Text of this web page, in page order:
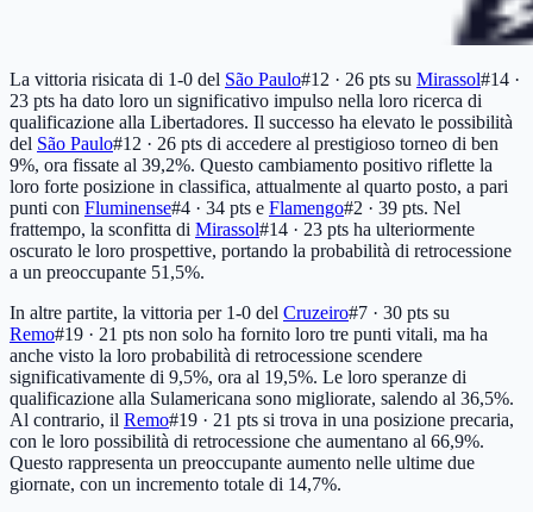
La vittoria risicata di 1-0 del São Paulo#12 · 26 pts su Mirassol#14 ·
23 pts ha dato loro un significativo impulso nella loro ricerca di
qualificazione alla Libertadores. Il successo ha elevato le possibilità
del São Paulo#12 · 26 pts di accedere al prestigioso torneo di ben
9%, ora fissate al 39,2%. Questo cambiamento positivo riflette la
loro forte posizione in classifica, attualmente al quarto posto, a pari
punti con Fluminense#4 · 34 pts e Flamengo#2 · 39 pts. Nel
frattempo, la sconfitta di Mirassol#14 · 23 pts ha ulteriormente
oscurato le loro prospettive, portando la probabilità di retrocessione
a un preoccupante 51,5%.
In altre partite, la vittoria per 1-0 del Cruzeiro#7 · 30 pts su
Remo#19 · 21 pts non solo ha fornito loro tre punti vitali, ma ha
anche visto la loro probabilità di retrocessione scendere
significativamente di 9,5%, ora al 19,5%. Le loro speranze di
qualificazione alla Sulamericana sono migliorate, salendo al 36,5%.
Al contrario, il Remo#19 · 21 pts si trova in una posizione precaria,
con le loro possibilità di retrocessione che aumentano al 66,9%.
Questo rappresenta un preoccupante aumento nelle ultime due
giornate, con un incremento totale di 14,7%.